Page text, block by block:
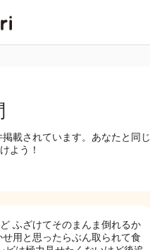
載されています。あなたと同じ
よう！
ふざけてそのまんま倒れるか
用と思ったらぶん取られて食